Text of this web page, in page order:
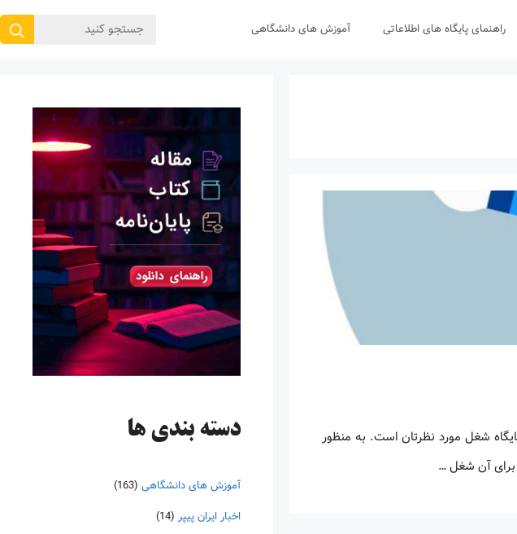
راهنمای پایگاه های اطلاعاتی آموزش های دانشگاهی
جستجوی
شغل مورد نظرتان است. به منظور
برای آن شغل …
دسته‌ بندی ها
آموزش های دانشگاهی (163)
اخبار ایران پیپر (14)